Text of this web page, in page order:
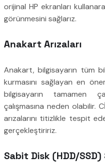
orijinal HP ekranları
görünmesini sağlarız.
Anakart Arızaları
Anakart, bilgisayarın tüm
kurmasını sağlayan en
bilgisayarın tamamen
çalışmasına neden olabilir.
arızalarını titizlikle tespit
gerçekleştiririz.
Sabit Disk (HDD/SSD)